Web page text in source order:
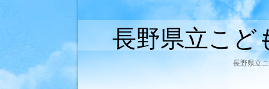
長野県立こど
長野県立